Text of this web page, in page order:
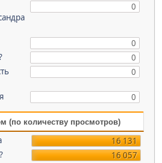
0
0
0
0
0
(по количеству просмотров)
16 131
16 057